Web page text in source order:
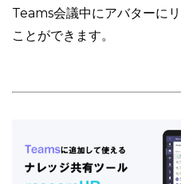
Teams会議中にアバターに
ことができます。